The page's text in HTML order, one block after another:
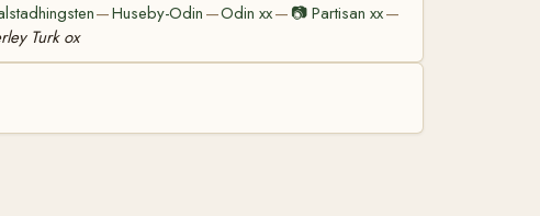
—Huseby-Odin —Odin xx— 📷Partisan xx—
Turk ox